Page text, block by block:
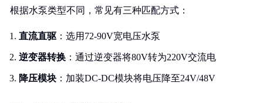
根据水泵类型不同，常见有三种匹配方式：
直流直驱 ：选用72-90V宽电压水泵
逆变器转换 ：通过逆变器将80V转为220V交流电
降压模块 ：加装DC-DC模块将电压降至24V/48V